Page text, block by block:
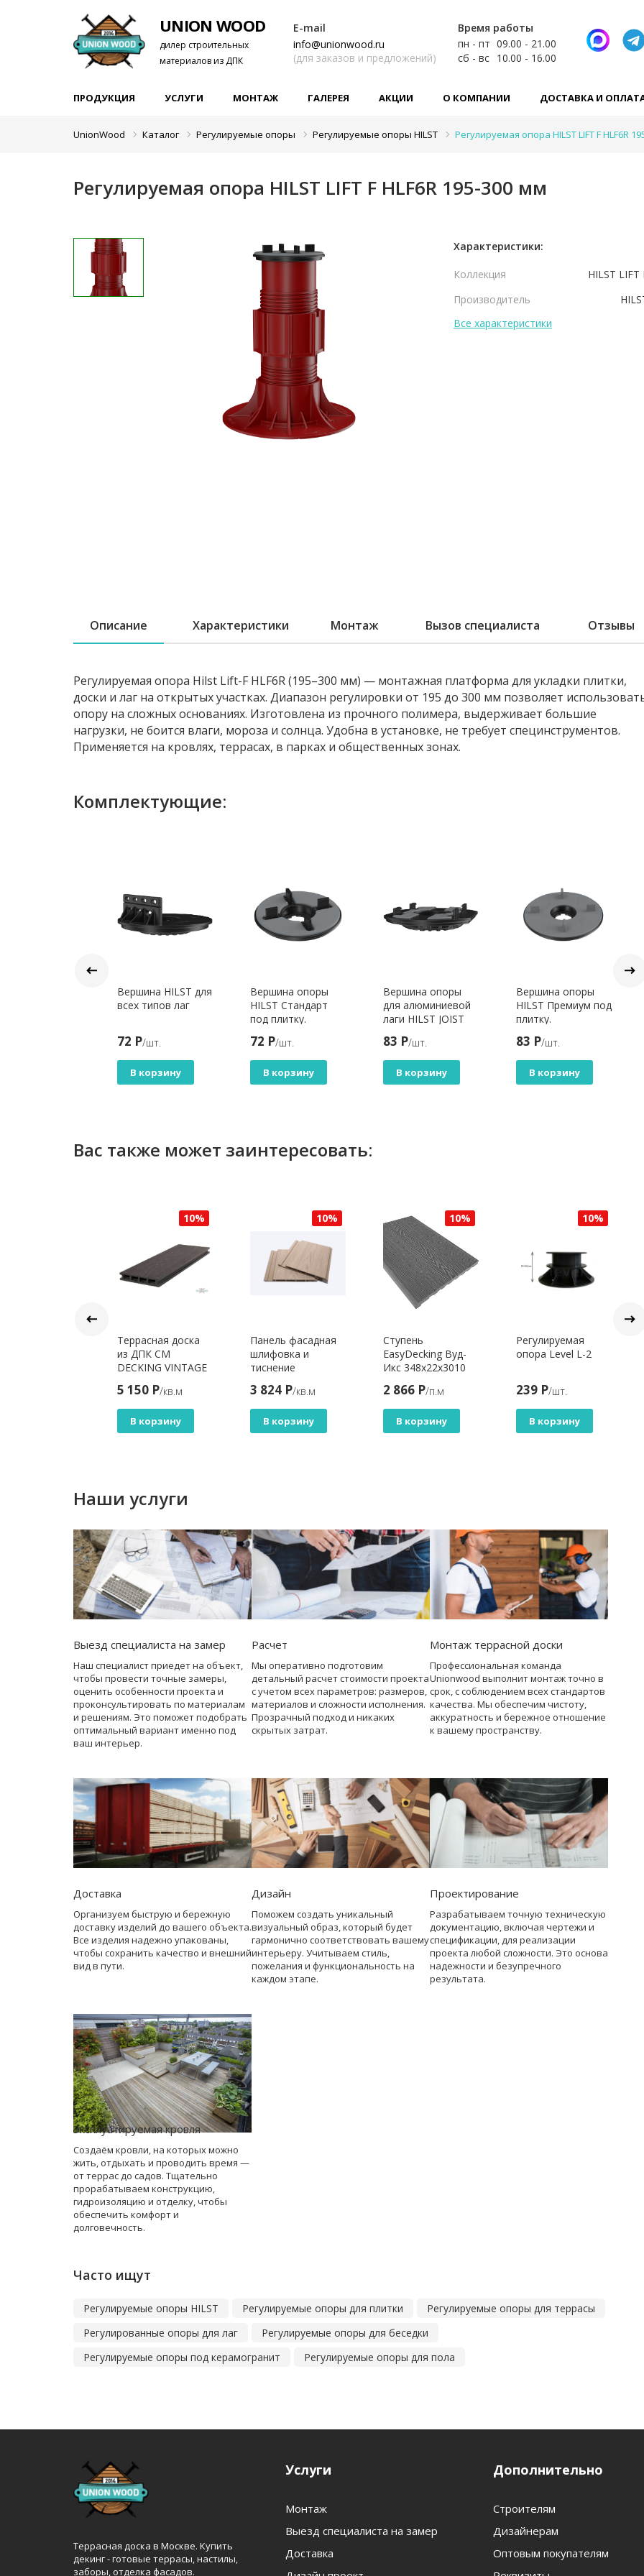
UNION WOOD
дилер строительных
материалов из ДПК
Время работы
пн - пт 09.00 - 21.00
сб - вс 10.00 - 16.00
E-mail
info@unionwood.ru
(для заказов и предложений)
ПРОДУКЦИЯ УСЛУГИ МОНТАЖ ГАЛЕРЕЯ АКЦИИ О КОМПАНИИ ДОСТАВКА И
UnionWood Каталог Регулируемые опоры Регулируемые опоры HILST Регулируемая опора HILST LIFT F HLF6R
Регулируемая опора HILST LIFT F HLF6R 195-300 мм
Характеристики:
Коллекция
HILST LIFT
Производитель
Все характеристики
Описание Характеристики Монтаж Вызов специалиста Отзывы
Регулируемая опора Hilst Lift-F HLF6R (195–300 мм) — монтажная платформа для укладки плитки,
доски и лаг на открытых участках. Диапазон регулировки от 195 до 300 мм позволяет
опору на сложных основаниях. Изготовлена из прочного полимера, выдерживает большие
нагрузки, не боится влаги, мороза и солнца. Удобна в установке, не требует специнструментов.
Применяется на кровлях, террасах, в парках и общественных зонах.
Комплектующие:
Вершина HILST для
всех типов лаг
72 Р/шт.
В корзину
Вершина опоры
HILST Стандарт
под плитку.
72 Р/шт.
В корзину
Вершина опоры
для алюминиевой
лаги HILST JOIST
слой, 4 зацепа.
83 Р/шт.
В корзину
Вершина опоры
HILST Премиум под
плитку.
83 Р/шт.
В корзину
Вас также может заинтересовать:
10%
Террасная доска
из ДПК CM
DECKING VINTAGE
5 150 Р/кв.м
В корзину
10%
Панель фасадная
шлифовка и
тиснение
Бежевый
3 824 Р/кв.м
В корзину
10%
Ступень
EasyDecking Вуд-
Икс 348х22х3010
2 866 Р/п.м
В корзину
10%
Регулируемая
опора Level L-2
239 Р/шт.
В корзину
Наши услуги
Выезд специалиста на замер
Наш специалист приедет на объект,
чтобы провести точные замеры,
оценить особенности проекта и
проконсультировать по материалам
и решениям. Это поможет подобрать
оптимальный вариант именно под
ваш интерьер.
Расчет
Мы оперативно подготовим
детальный расчет стоимости проекта
с учетом всех параметров: размеров,
материалов и сложности исполнения.
Прозрачный подход и никаких
скрытых затрат.
Монтаж террасной доски
Профессиональная команда
Unionwood выполнит монтаж точно в
срок, с соблюдением всех стандартов
качества. Мы обеспечим чистоту,
аккуратность и бережное отношение
к вашему пространству.
Доставка
Организуем быструю и бережную
доставку изделий до вашего объекта.
Все изделия надежно упакованы,
чтобы сохранить качество и внешний
вид в пути.
Дизайн
Поможем создать уникальный
визуальный образ, который будет
гармонично соответствовать вашему
интерьеру. Учитываем стиль,
пожелания и функциональность на
каждом этапе.
Проектирование
Разрабатываем точную техническую
документацию, включая чертежи и
спецификации, для реализации
проекта любой сложности. Это основа
надежности и безупречного
результата.
Эксплуатируемая кровля
Создаём кровли, на которых можно
жить, отдыхать и проводить время —
от террас до садов. Тщательно
прорабатываем конструкцию,
гидроизоляцию и отделку, чтобы
обеспечить комфорт и
долговечность.
Часто ищут
Регулируемые опоры HILST Регулируемые опоры для плитки
Регулируемые опоры для террасы
Регулированные опоры для лаг
Регулируемые опоры для беседки
Регулируемые опоры под керамогранит
Регулируемые опоры для пола
Террасная доска в Москве. Купить
декинг - готовые террасы, настилы,
заборы, отделка фасадов.
Услуги
Монтаж
Выезд специалиста на замер
Доставка
Дополнительно
Строителям
Дизайнерам
Оптовым покупателям